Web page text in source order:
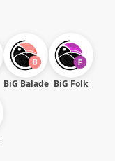
BiG Balade BiG Folk